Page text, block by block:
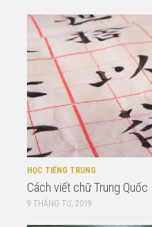
HỌC TIẾNG TRUNG
Cách viết chữ Trung Quốc
9 THÁNG TƯ, 2019